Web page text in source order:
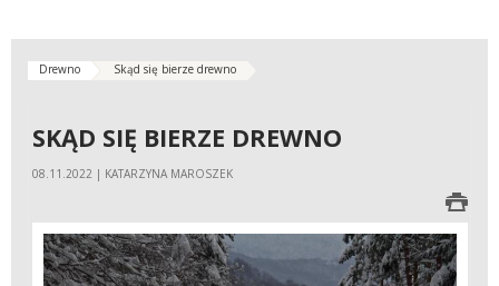
Drewno Skąd się bierze drewno
SKĄD SIĘ BIERZE DREWNO
08.11.2022 | KATARZYNA MAROSZEK